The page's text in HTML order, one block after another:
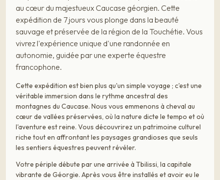
au cœur du majestueux Caucase géorgien. Cette
expédition de 7 jours vous plonge dans la beauté
sauvage et préservée de la région de la Touchétie. Vous
vivrez l'expérience unique d'une randonnée en
autonomie, guidée par une experte équestre
francophone.
Cette expédition est bien plus qu'un simple voyage ; c'est une
véritable immersion dans le rythme ancestral des
montagnes du Caucase. Nous vous emmenons à cheval au
cœur de vallées préservées, où la nature dicte le tempo et où
l'aventure est reine. Vous découvrirez un patrimoine culturel
riche tout en affrontant les paysages grandioses que seuls
les sentiers équestres peuvent révéler.
Votre périple débute par une arrivée à Tbilissi, la capitale
vibrante de Géorgie. Après vous être installés et avoir eu le